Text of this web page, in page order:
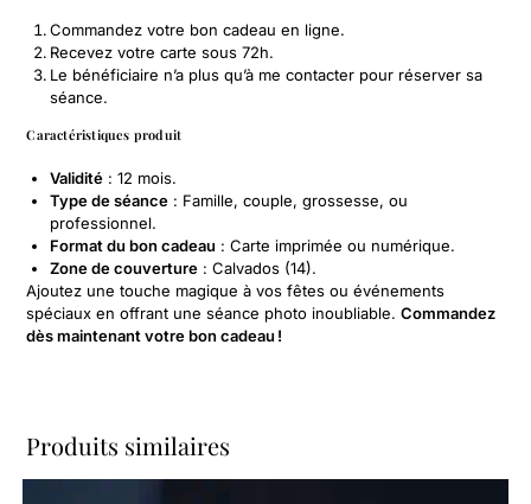
Commandez votre bon cadeau en ligne.
Recevez votre carte sous 72h.
Le bénéficiaire n’a plus qu’à me contacter pour réserver sa
séance.
Caractéristiques produit
Validité : 12 mois.
Type de séance : Famille, couple, grossesse, ou
professionnel.
Format du bon cadeau : Carte imprimée ou numérique.
Zone de couverture : Calvados (14).
Ajoutez une touche magique à vos fêtes ou événements
spéciaux en offrant une séance photo inoubliable.Commandez
dès maintenant votre bon cadeau !
Produits similaires